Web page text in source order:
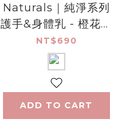
Naturals｜純淨系列
護手&身體乳 - 橙花與
琥珀木 400ml
NT$690
ADD TO CART